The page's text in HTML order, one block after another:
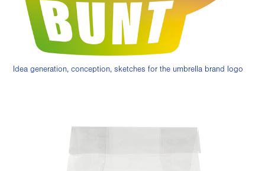
Idea generation, conception, sketches for the umbrella brand logo